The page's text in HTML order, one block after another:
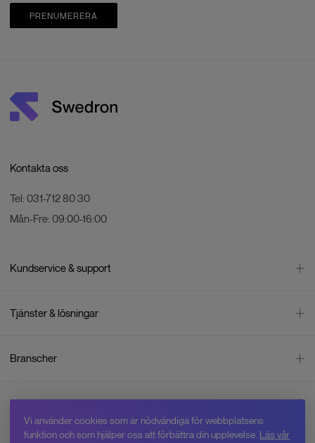
PRENUMERERA
Kontakta oss
Tel: 031-712 80 30
Mån-Fre: 09:00-16:00
Kundservice & support
Leverans
Reklamation & återköp
Integritetspolicy
Cookiepolicy
Jobba hos Swedron
Tjänster & lösningar
Företagsrådgivning
Företagsleasing
Hyr drönare
Branscher
Skogsbruk
Inspiration
Om oss
Vi använder cookies som är nödvändiga för webbplatsens
funktion och som hjälper oss att förbättra din upplevelse. Läs vår